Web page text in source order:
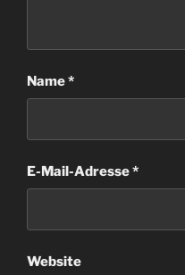
Name*
E-Mail-Adresse*
Website